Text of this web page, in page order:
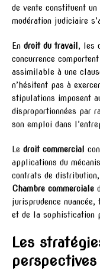
de vente constituent
modération judiciaire
En droit du travail , les
concurrence
assimilable à une
n’hésitent pas à
stipulations imposent
disproportionnées par
son emploi dans
Le droit commercial
applications du
contrats de
Chambre commerciale
jurisprudence
et de la sophistication
Les
perspectives